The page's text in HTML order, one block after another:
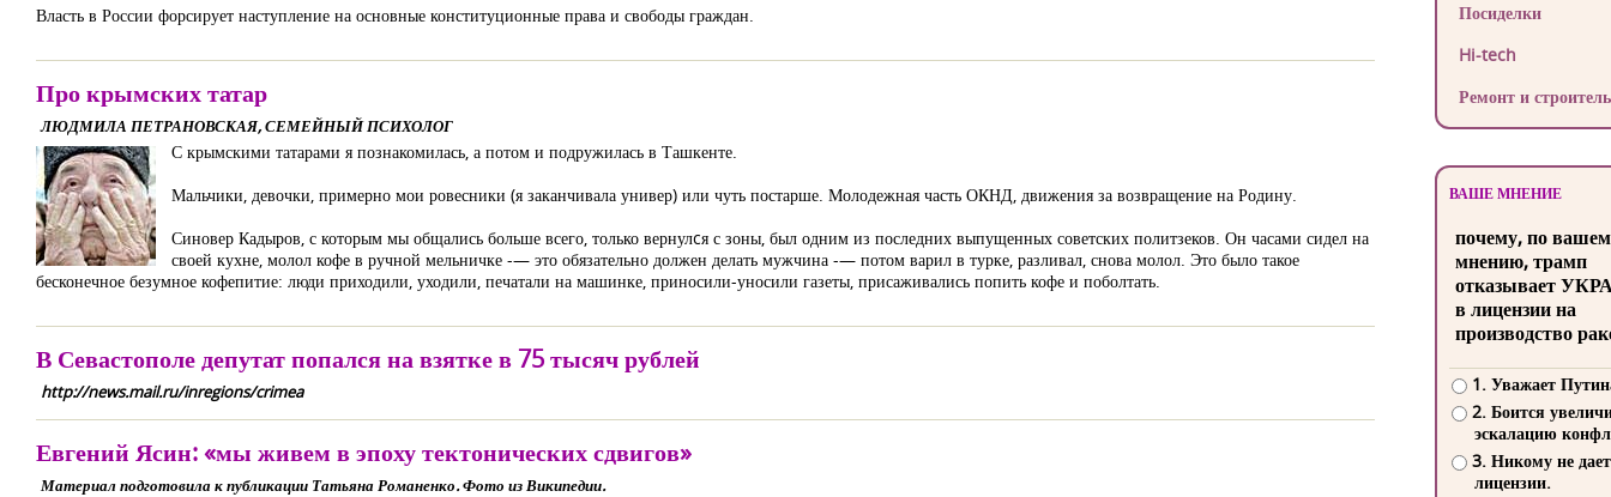
Власть в России форсирует наступление на основные конституционные права и свободы граждан.
Про крымских татар
ЛЮДМИЛА ПЕТРАНОВСКАЯ, СЕМЕЙНЫЙ ПСИХОЛОГ
С крымскими татарами я познакомилась, а потом и подружилась в Ташкенте.
Мальчики, девочки, примерно мои ровесники (я заканчивала универ) или чуть постарше. Молодежная часть ОКНД, движения за возвращение на Родину.
Синовер Кадыров, с которым мы общались больше всего, только вернулcя с зоны, был одним из последних выпущенных советских политзеков. Он часами сидел на
своей кухне, молол кофе в ручной мельничке -— это обязательно должен делать мужчина -— потом варил в турке, разливал, снова молол. Это было такое
бесконечное безумное кофепитие: люди приходили, уходили, печатали на машинке, приносили-уносили газеты, присаживались попить кофе и поболтать.
В Севастополе депутат попался на взятке в 75 тысяч рублей
http://news.mail.ru/inregions/crimea
Евгений Ясин: «мы живем в эпоху тектонических сдвигов»
Материал подготовила к публикации Татьяна Романенко. Фото из Википедии.
Посиделки
Hi-tech
Ремонт и
ВАШЕ МНЕНИЕ
почему, по
мнению, трамп
отказывает
в лицензии на
производство
1. Уважает
2. Боится
эскалацию
3. Никому не
лицензии.